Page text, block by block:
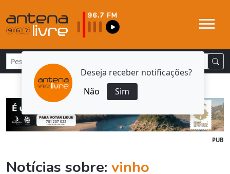
Deseja receber notificações?
Não
Sim
PUB
Notícias sobre: vinho